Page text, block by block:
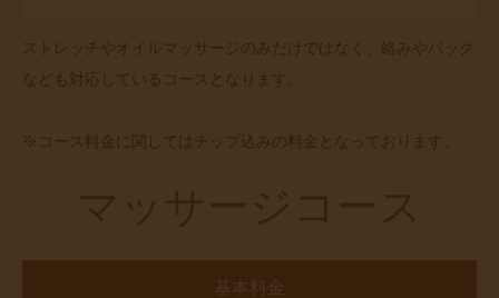
ストレッチやオイルマッサージのみだけではなく、絡みやバック
なども対応しているコースとなります。
※コース料金に関してはチップ込みの料金となっております。
基本料金